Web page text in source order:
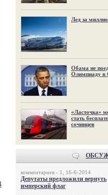
Лед за
Обама не
Олимпиаду в
«Ласточка»
стать
сочинцев
комментариев - 1, 16-6-2014
Депутаты предложили вернуть
имперский флаг